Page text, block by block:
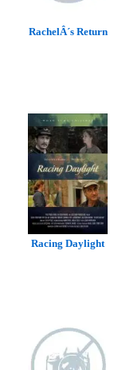
RachelÂ´s Return
Racing Daylight